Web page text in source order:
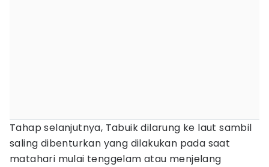
Tahap selanjutnya, Tabuik dilarung ke laut sambil
saling dibenturkan yang dilakukan pada saat
matahari mulai tenggelam atau menjelang